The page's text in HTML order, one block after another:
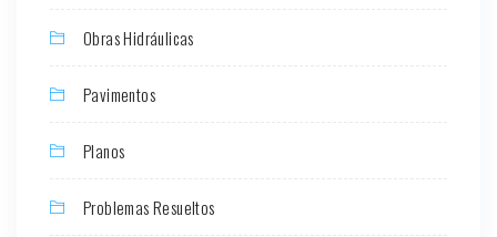
Obras Hidráulicas
Pavimentos
Planos
Problemas Resueltos